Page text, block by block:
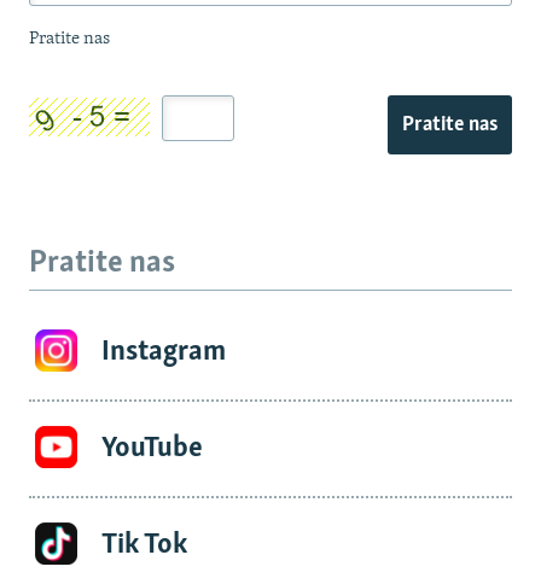
Pratite nas
Pratite nas
Pratite nas
Instagram
YouTube
Tik Tok